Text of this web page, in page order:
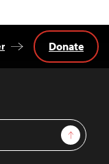
Sign Up
Donate